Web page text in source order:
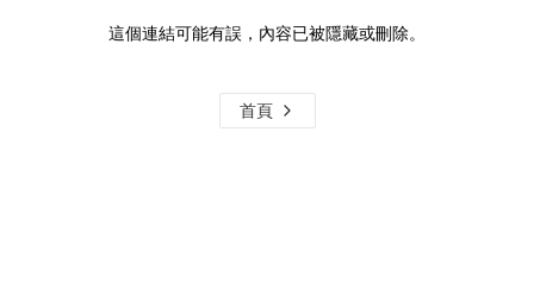
這個連結可能有誤，內容已被隱藏或刪除。
首頁